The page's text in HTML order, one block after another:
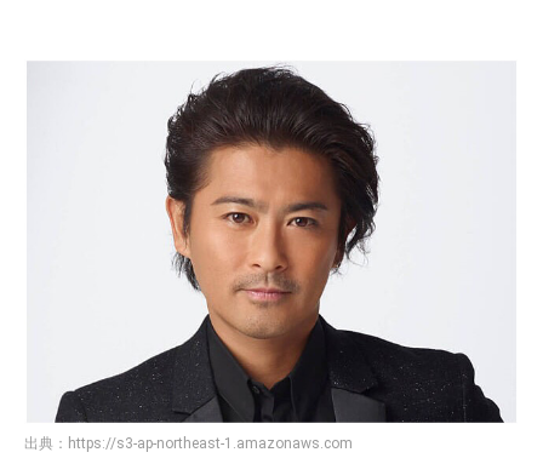
出典： https://s3-ap-northeast-1.amazonaws.com